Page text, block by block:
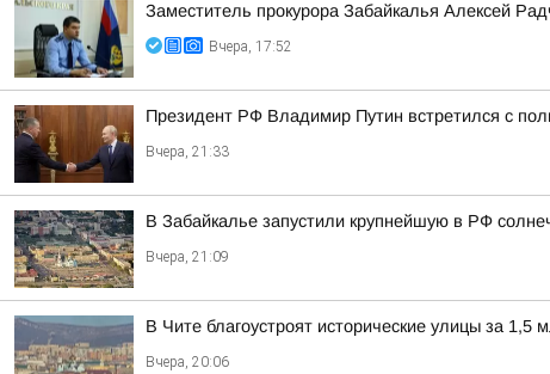
Заместитель прокурора Забайкалья Алексей
Вчера, 17:52
Президент РФ Владимир Путин встретился с
Вчера, 21:33
В Забайкалье запустили крупнейшую в РФ
Вчера, 21:09
В Чите благоустроят исторические улицы за 1,5
Вчера, 20:06